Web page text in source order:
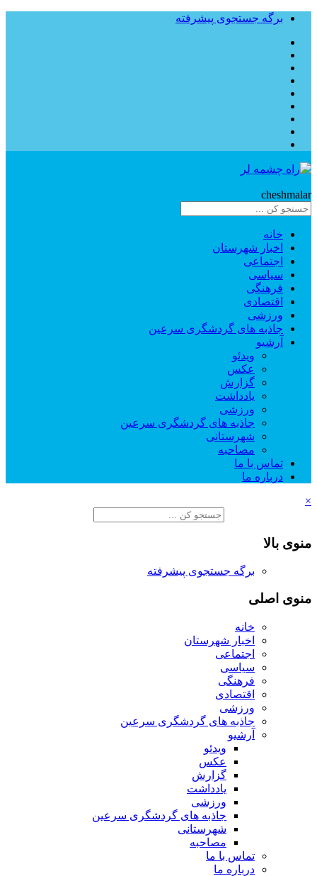
برگه جستجوی پیشرفته
cheshmalar
خانه
اخبار شهرستان
اجتماعی
سیاسی
فرهنگی
اقتصادی
ورزشی
جاذبه های گردشگری سرعین
آرشیو
ویدئو
عکس
گزارش
یادداشت
ورزشی
جاذبه های گردشگری سرعین
شهرستانی
مصاحبه
تماس با ما
درباره ما
×
منوی بالا
برگه جستجوی پیشرفته
منوی اصلی
خانه
اخبار شهرستان
اجتماعی
سیاسی
فرهنگی
اقتصادی
ورزشی
جاذبه های گردشگری سرعین
آرشیو
ویدئو
عکس
گزارش
یادداشت
ورزشی
جاذبه های گردشگری سرعین
شهرستانی
مصاحبه
تماس با ما
درباره ما